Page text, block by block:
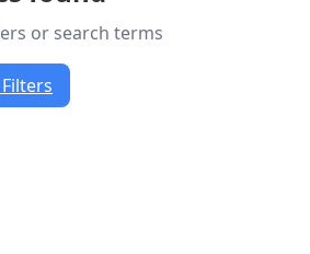
or search terms